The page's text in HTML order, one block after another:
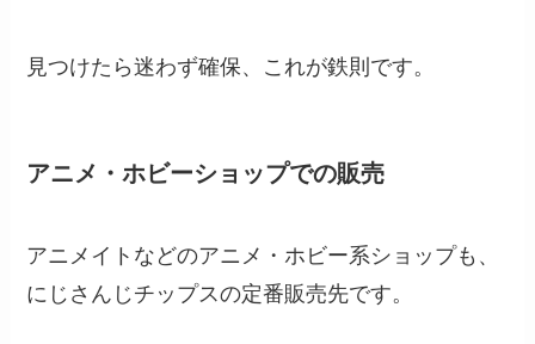
見つけたら迷わず確保、これが鉄則です。
アニメ・ホビーショップでの販売
アニメイトなどのアニメ・ホビー系ショップも、
にじさんじチップスの定番販売先です。